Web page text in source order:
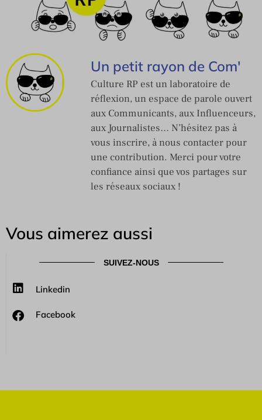
Un petit rayon de Com'
Culture RP est un laboratoire de
réflexion, un espace de parole ouvert
aux Communicants, aux Influenceurs,
aux Journalistes… N’hésitez pas à
vous inscrire, à nous contacter pour
une contribution. Merci pour votre
confiance ainsi que vos partages sur
les réseaux sociaux !
Vous aimerez aussi
SUIVEZ-NOUS
Linkedin
Facebook